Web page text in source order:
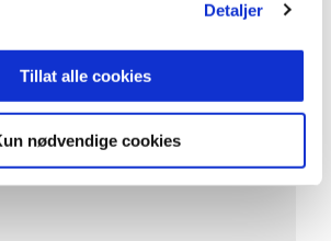
Detaljer
Tillat alle cookies
nødvendige cookies